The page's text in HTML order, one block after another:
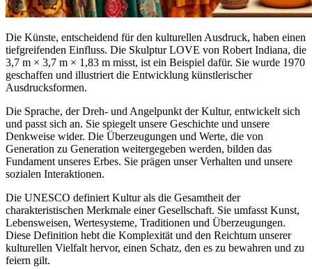
Die Künste, entscheidend für den kulturellen Ausdruck, haben einen
tiefgreifenden Einfluss. Die Skulptur LOVE von Robert Indiana, die
3,7 m × 3,7 m × 1,83 m misst, ist ein Beispiel dafür. Sie wurde 1970
geschaffen und illustriert die Entwicklung künstlerischer
Ausdrucksformen.
Die Sprache, der Dreh- und Angelpunkt der Kultur, entwickelt sich
und passt sich an. Sie spiegelt unsere Geschichte und unsere
Denkweise wider. Die Überzeugungen und Werte, die von
Generation zu Generation weitergegeben werden, bilden das
Fundament unseres Erbes. Sie prägen unser Verhalten und unsere
sozialen Interaktionen.
Die UNESCO definiert Kultur als die Gesamtheit der
charakteristischen Merkmale einer Gesellschaft. Sie umfasst Kunst,
Lebensweisen, Wertesysteme, Traditionen und Überzeugungen.
Diese Definition hebt die Komplexität und den Reichtum unserer
kulturellen Vielfalt hervor, einen Schatz, den es zu bewahren und zu
feiern gilt.